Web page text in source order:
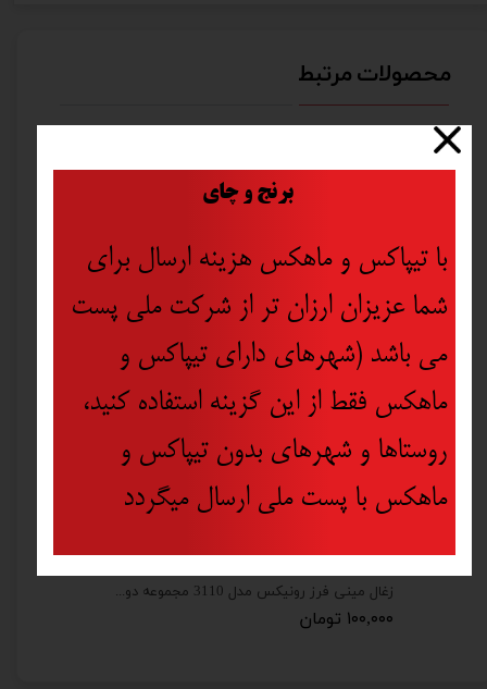
محصولات مرتبط
زغال مینی فرز رونیکس مدل 3110 مجموعه دو عددی
۱۰۰,۰۰۰ تومان
برنج و چای
با تیپاکس و ماهکس هزینه ارسال برای
شما عزیزان ارزان تر از شرکت ملی پست
می باشد (شهرهای دارای تیپاکس و
ماهکس فقط از این گزینه استفاده کنید،
روستاها و شهرهای بدون تیپاکس و
ماهکس با پست ملی ارسال میگردد